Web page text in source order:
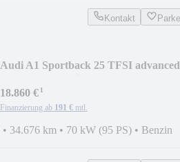
Kontakt
Audi A1 Sportback 25 TFSI advanced
18.860 €¹
Finanzierung ab 191 € mtl.
• 34.676 km • 70 kW (95 PS) • Benzin